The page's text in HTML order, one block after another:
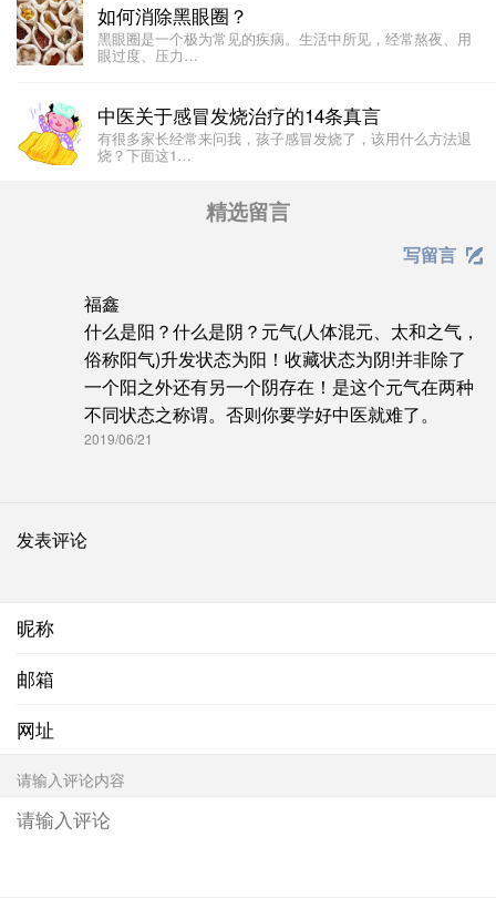
如何消除黑眼圈？
黑眼圈是一个极为常见的疾病。生活中所见，经常熬夜、用
眼过度、压力…
中医关于感冒发烧治疗的14条真言
有很多家长经常来问我，孩子感冒发烧了，该用什么方法退
烧？下面这1…
精选留言
写留言 
福鑫
什么是阳？什么是阴？元气(人体混元、太和之气，
俗称阳气)升发状态为阳！收藏状态为阴!并非除了
一个阳之外还有另一个阴存在！是这个元气在两种
不同状态之称谓。否则你要学好中医就难了。
2019/06/21
发表评论
昵称
邮箱
网址
请输入评论内容